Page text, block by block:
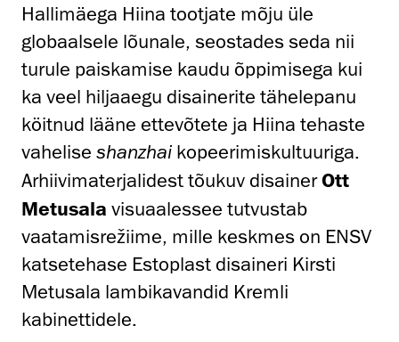
Hallimäega Hiina tootjate mõju üle
globaalsele lõunale, seostades seda nii
turule paiskamise kaudu õppimisega kui
ka veel hiljaaegu disainerite tähelepanu
köitnud lääne ettevõtete ja Hiina tehaste
vahelise shanzhai kopeerimiskultuuriga.
Arhiivimaterjalidest tõukuv disainerOtt
Metusala visuaalessee tutvustab
vaatamisrežiime, mille keskmes on ENSV
katsetehase Estoplast disaineri Kirsti
Metusala lambikavandid Kremli
kabinettidele.